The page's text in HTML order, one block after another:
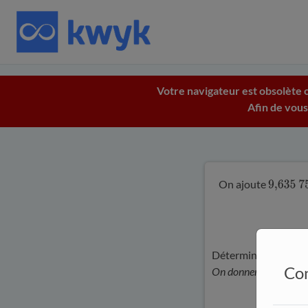
Votre navigateur est obsolète
Afin de
On ajoute9,63575
Déterminer la
On donnera la